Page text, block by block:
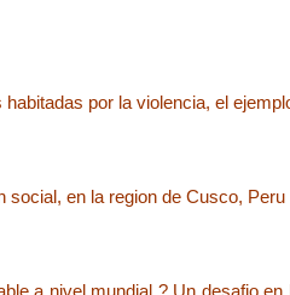
por la violencia, el
social, en la region de Cusco, Peru
a nivel mundial ? Un desafio en